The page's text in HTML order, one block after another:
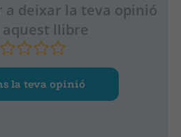
a deixar la teva opinió
aquest llibre
la teva opinió